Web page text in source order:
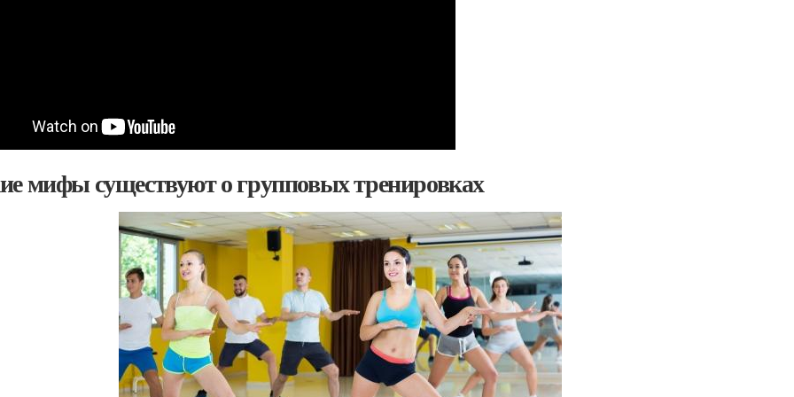
мифы существуют о групповых тренировках